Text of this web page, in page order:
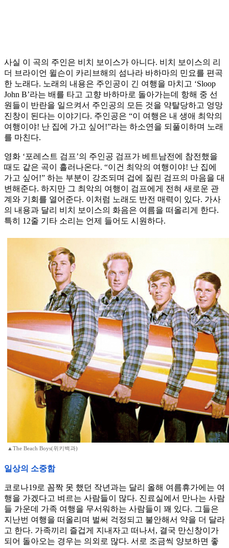
사실 이 곡의 주인은 비치 보이스가 아니다. 비치 보이스의 리
더 브라이언 윌슨이 카리브해의 섬나라 바하마의 민요를 편곡
한 노래다. 노래의 내용은 주인공이 긴 여행을 마치고 ‘Sloop
John B’라는 배를 타고 고향 바하마로 돌아가는데 항해 중 선
원들이 반란을 일으켜서 주인공의 모든 것을 약탈당하고 엉망
진창이 된다는 이야기다. 주인공은 “이 여행은 내 생애 최악의
여행이야! 난 집에 가고 싶어!”라는 하소연을 되풀이하며 노래
를 마친다.
영화 ‘포레스트 검프’의 주인공 검프가 베트남전에 참전했을
때도 같은 곡이 흘러나온다. “이건 최악의 여행이야! 난 집에
가고 싶어!” 하는 부분이 강조되며 겁에 질린 검프의 마음을 대
변해준다. 하지만 그 최악의 여행이 검프에게 전혀 새로운 관
계와 기회를 열어준다. 이처럼 노래도 반전 매력이 있다. 가사
의 내용과 달리 비치 보이스의 화음은 여름을 떠올리게 한다.
특히 12줄 기타 소리는 언제 들어도 시원하다.
▲The Beach Boys(위키백과)
일상의 소중함
코로나19로 꼼짝 못 했던 작년과는 달리 올해 여름휴가에는 여
행을 가겠다고 벼르는 사람들이 많다. 진료실에서 만나는 사람
들 가운데 가족 여행을 무서워하는 사람들이 꽤 있다. 그들은
지난번 여행을 떠올리며 벌써 걱정되고 불안해서 약을 더 달라
고 한다. 가족끼리 즐겁게 지내자고 떠나서, 결국 만신창이가
되어 돌아오는 경우는 의외로 많다. 서로 조금씩 양보하면 좋